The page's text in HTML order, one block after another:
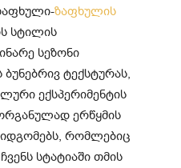
ზაფხულის
სტილის
სეზონი
ბუნებრივ ტექსტურას,
ექსპერიმენტის
ერწყმის
რომლებიც
სტატიაში თმის